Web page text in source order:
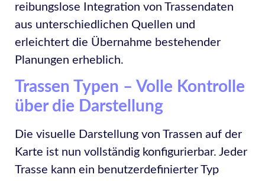
reibungslose Integration von Trassendaten
aus unterschiedlichen Quellen und
erleichtert die Übernahme bestehender
Planungen erheblich.
Trassen Typen – Volle Kontrolle
über die Darstellung
Die visuelle Darstellung von Trassen auf der
Karte ist nun vollständig konfigurierbar. Jeder
Trasse kann ein benutzerdefinierter Typ